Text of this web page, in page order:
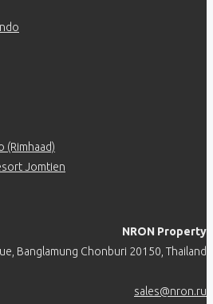
(Rimhaad)
Jomtien
NRON Property
Banglamung Chonburi 20150, Thailand
sales@nron.ru